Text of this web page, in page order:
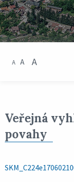
A A A
Veřejná
povahy